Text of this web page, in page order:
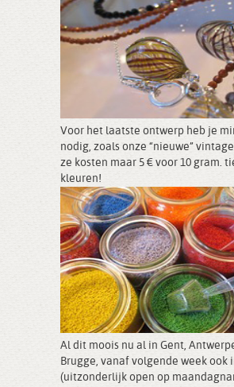
Voor het laatste ontwerp heb je
nodig, zoals onze “nieuwe”
ze kosten maar 5 € voor 10 gram.
kleuren!
Al dit moois nu al in Gent,
Brugge, vanaf volgende week ook
(uitzonderlijk open op